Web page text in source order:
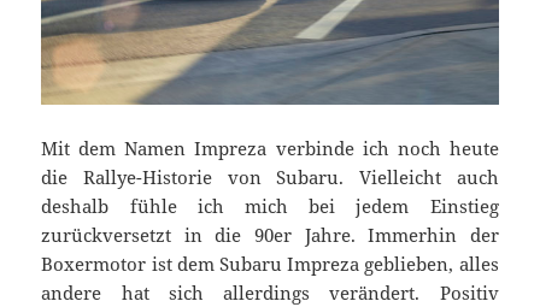
Mit dem Namen Impreza verbinde ich noch heute
die Rallye-Historie von Subaru. Vielleicht auch
deshalb fühle ich mich bei jedem Einstieg
zurückversetzt in die 90er Jahre. Immerhin der
Boxermotor ist dem Subaru Impreza geblieben, alles
andere hat sich allerdings verändert. Positiv